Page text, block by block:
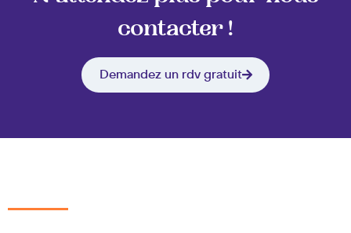
contacter !
Demandez un rdv gratuit